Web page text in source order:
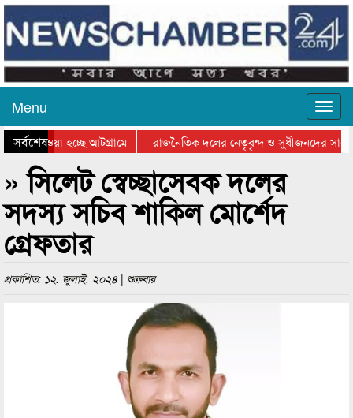
Menu
সর্বশেষ
যাওয়া হচ্ছে আটগ্রামে
রাজনৈতিক দলের নেতৃবৃন্দ ও সুধীজনদের সাথে
পুরস্কার বিতরণ সম্পন্ন
» সিলেট স্বেচ্ছাসেবক দলের
সদস্য সচিব শাকিল মোর্শেদ
গ্রেফতার
প্রকাশিত: ১২. জুলাই. ২০২৪ | শুক্রবার